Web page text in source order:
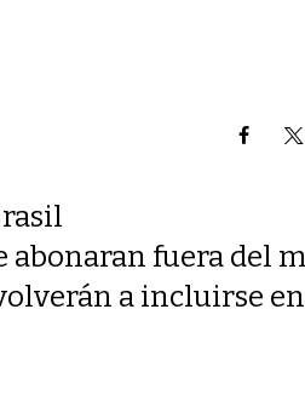
abonaran fuera del
a incluirse